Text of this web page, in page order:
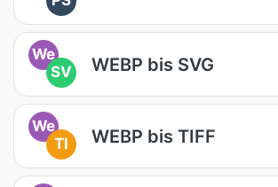
We
SV
WEBP bis SVG
We
TI
WEBP bis TIFF